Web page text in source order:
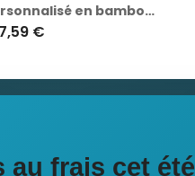
Station météo personnalisé en bambou SUNCITY
7,59 €
au frais cet été